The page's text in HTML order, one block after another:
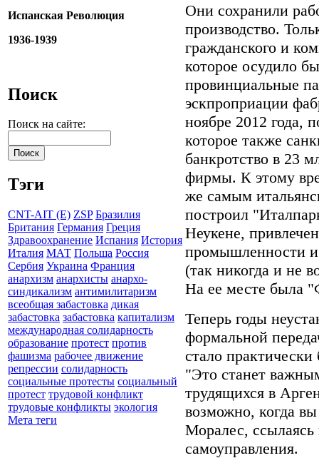
Испанская Революция
1936-1939
Поиск
Поиск на сайте:
Тэги
CNT-AIT (E) ZSP Бразилия
Британия Германия Греция
Здравоохранение Испания История
Италия МАТ Польша Россия
Сербия Украина Франция
анархизм анархисты анархо-
синдикализм антимилитаризм
всеобщая забастовка дикая
забастовка забастовка капитализм
международная солидарность
образование протест против
фашизма рабочее движение
репрессии солидарность
социальные протесты социальный
протест трудовой конфликт
трудовые конфликты экология
Мета теги
Они сохранили
производство.
гражданского и
которое осудило
провинциальные
эскпроприации
ноябре 2012 года,
которое также
банкротство в 23
фирмы. К этому
же самым
построил
Неукене,
промышленности и
(так никогда и не
На ее месте была
Теперь годы
формальной
стало
"Это станет
трудящихся в
возможно, когда
Моралес, ссылаясь
самоуправления.